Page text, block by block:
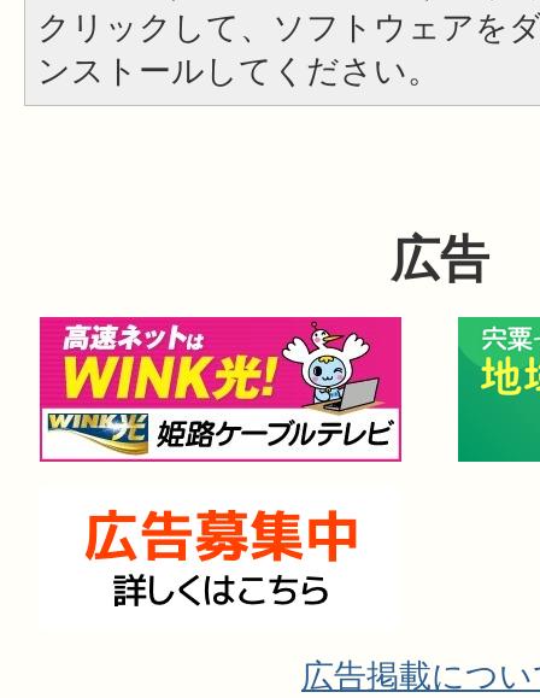
クリックして、ソフトウェアを
ンストールしてください。
広告
広告掲載につ